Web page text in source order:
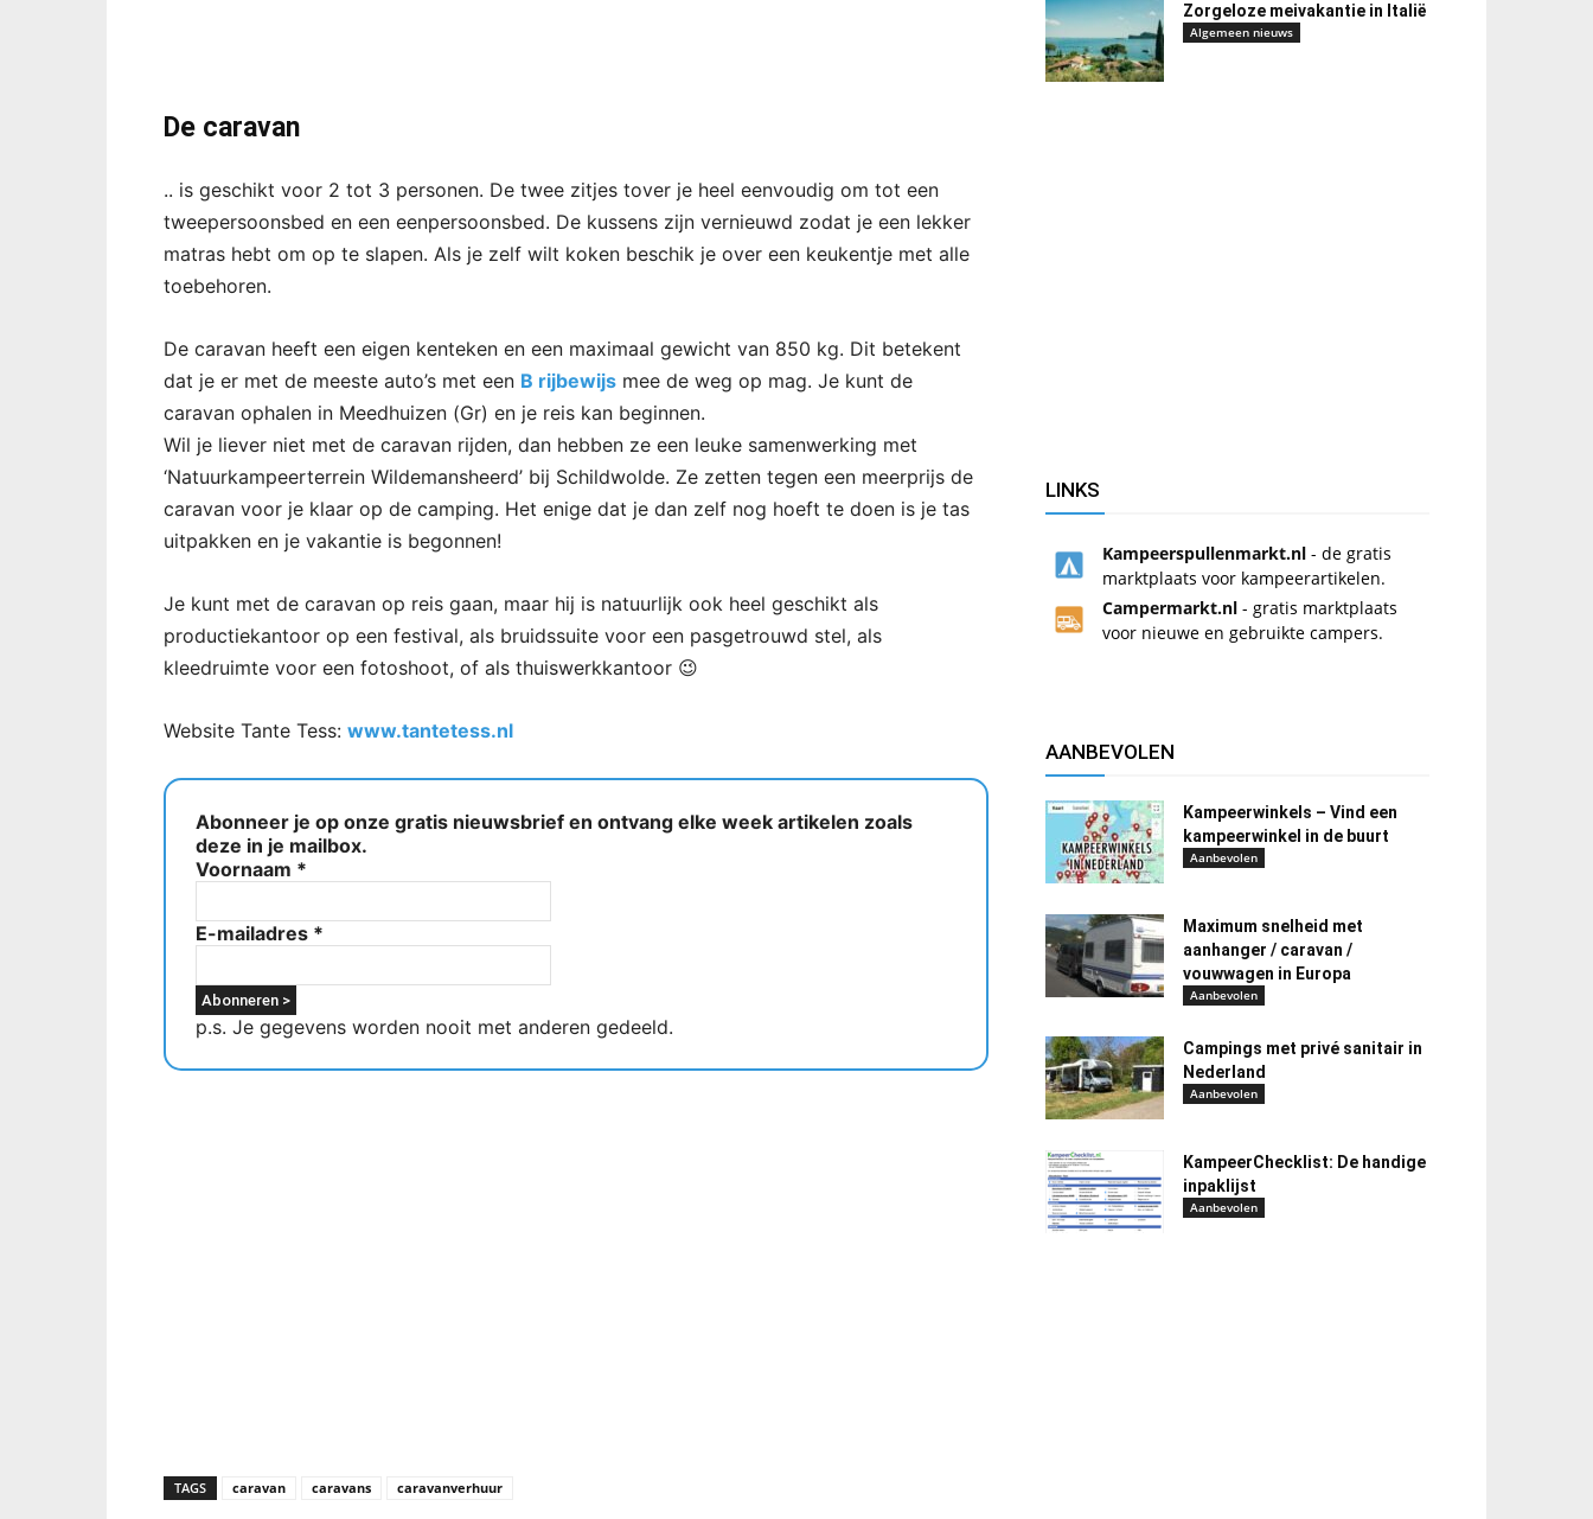
De caravan
.. is geschikt voor 2 tot 3 personen. De twee zitjes tover je heel eenvoudig om tot een
tweepersoonsbed en een eenpersoonsbed. De kussens zijn vernieuwd zodat je een lekker
matras hebt om op te slapen. Als je zelf wilt koken beschik je over een keukentje met alle
toebehoren.
De caravan heeft een eigen kenteken en een maximaal gewicht van 850 kg. Dit betekent
dat je er met de meeste auto’s met een B rijbewijs mee de weg op mag. Je kunt de
caravan ophalen in Meedhuizen (Gr) en je reis kan beginnen.
Wil je liever niet met de caravan rijden, dan hebben ze een leuke samenwerking met
‘Natuurkampeerterrein Wildemansheerd’ bij Schildwolde. Ze zetten tegen een meerprijs de
caravan voor je klaar op de camping. Het enige dat je dan zelf nog hoeft te doen is je tas
uitpakken en je vakantie is begonnen!
Je kunt met de caravan op reis gaan, maar hij is natuurlijk ook heel geschikt als
productiekantoor op een festival, als bruidssuite voor een pasgetrouwd stel, als
kleedruimte voor een fotoshoot, of als thuiswerkkantoor 😉
Website Tante Tess: www.tantetess.nl
Abonneer je op onze gratis nieuwsbrief en ontvang elke week artikelen zoals
deze in je mailbox.
Voornaam *
E-mailadres *
p.s. Je gegevens worden nooit met anderen gedeeld.
TAGS caravan caravans caravanverhuur
Zorgeloze meivakantie in Italië
Algemeen nieuws
LINKS
Kampeerspullenmarkt.nl - de gratis
marktplaats voor kampeerartikelen.
Campermarkt.nl - gratis marktplaats
voor nieuwe en gebruikte campers.
AANBEVOLEN
Kampeerwinkels – Vind een
kampeerwinkel in de buurt
Aanbevolen
Maximum snelheid met
aanhanger / caravan /
vouwwagen in Europa
Aanbevolen
Campings met privé sanitair in
Nederland
Aanbevolen
KampeerChecklist: De handige
inpaklijst
Aanbevolen